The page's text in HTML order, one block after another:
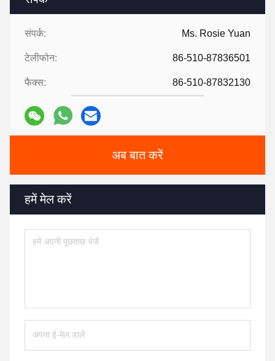
संपर्क: Ms. Rosie Yuan
टेलीफोन: 86-510-87836501
फैक्स: 86-510-87832130
अब बात करें
हमें मेल करें